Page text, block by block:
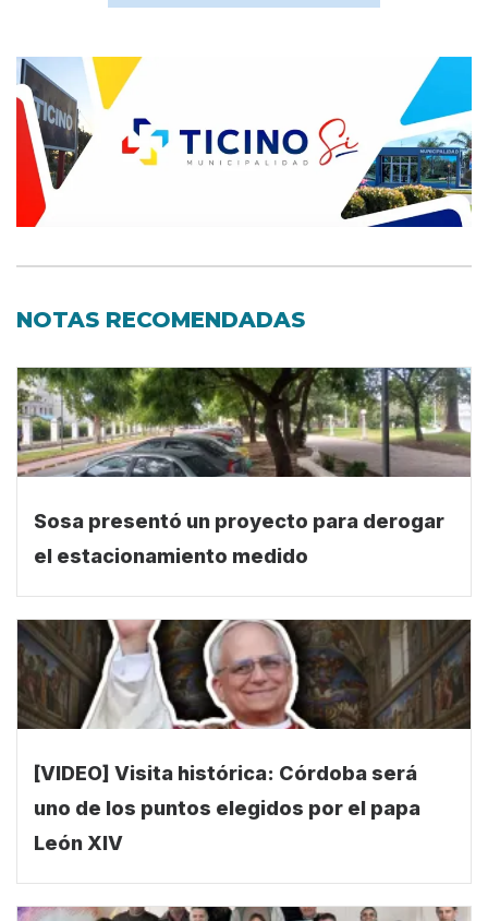
Sosa presentó un proyecto para derogar
[VIDEO] Visita histórica: Córdoba será
uno de los puntos elegidos por el papa